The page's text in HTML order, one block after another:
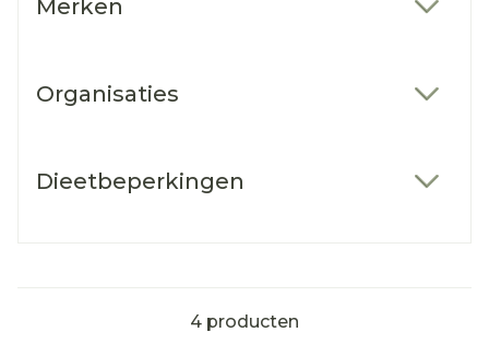
Merken
Organisaties
Dieetbeperkingen
4 producten